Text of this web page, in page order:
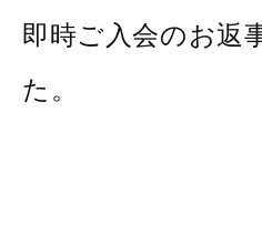
即時ご入会のお返
た。